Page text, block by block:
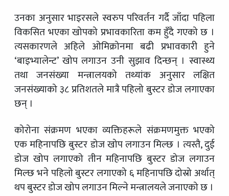
उनका अनुसार भाइरसले स्वरुप परिवर्तन गर्दै जाँदा पहिला
विकसित भएका खोपको प्रभावकारिता कम हुँदै गएको छ ।
त्यसकारणले अहिले ओमिक्रोनमा बढी प्रभावकारी हुने
‘बाइभ्यालेन्ट’ खोप लगाउन उनी सुझाव दिन्छन् । स्वास्थ्य
तथा जनसंख्या मन्त्रालयको तथ्यांक अनुसार लक्षित
जनसंख्याको ३८ प्रतिशतले मात्रै पहिलो बुस्टर डोज लगाएका
छन् ।
कोरोना संक्रमण भएका व्यक्तिहरूले संक्रमणमुक्त भएको
एक महिनापछि बुस्टर डोज खोप लगाउन मिल्छ । त्यस्तै, दुई
डोज खोप लगाएको तीन महिनापछि बुस्टर डोज लगाउन
मिल्छ भने पहिलो बुस्टर लगाएको ६ महिनापछि दोस्रो अर्थात्
थप बुस्टर डोज खोप लगाउन मिल्ने मन्त्रालयले जनाएको छ ।